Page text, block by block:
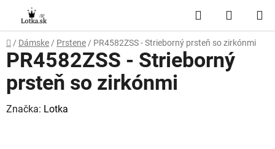
obsah
Hľadať
KOŠÍK
Domov
/ Dámske / Prstene / PR4582ZSS - Strieborný prsteň so zirkónmi
PR4582ZSS - Strieborný
prsteň so zirkónmi
Značka: Lotka